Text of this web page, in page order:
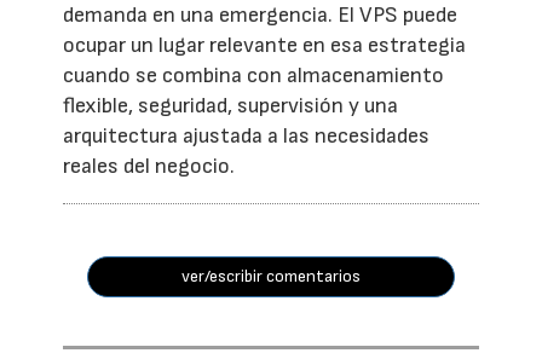
demanda en una emergencia. El VPS puede
ocupar un lugar relevante en esa estrategia
cuando se combina con almacenamiento
flexible, seguridad, supervisión y una
arquitectura ajustada a las necesidades
reales del negocio.
ver/escribir comentarios